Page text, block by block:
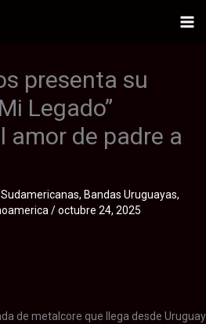
presenta su
Legado”
amor de padre a
, Bandas Uruguayas,
/octubre 24, 2025
de metalcore que llega desde Uruguay